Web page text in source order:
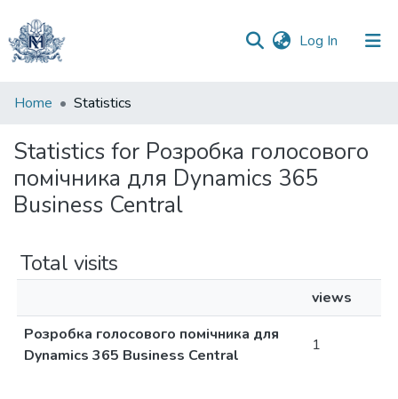
Log In (current)
Communities
Collections
All of DSpace
Home Statistics
Statistics for Розробка голосового
помічника для Dynamics 365
Business Central
Total visits
views
Розробка голосового помічника для
Dynamics 365 Business Central
1